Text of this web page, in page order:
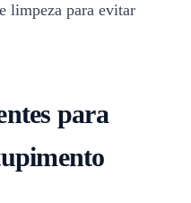
limpeza para evitar
para